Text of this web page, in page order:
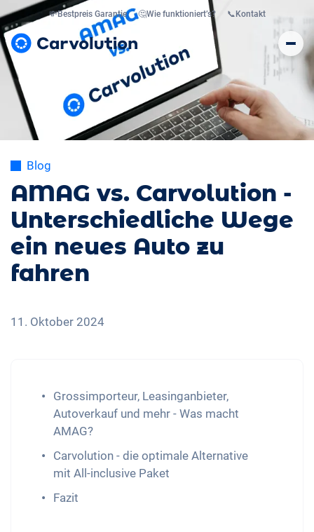
💸Bestpreis Garantie 🤔Wie funktioniert’s? 📞 Kontakt
Blog
AMAG vs. Carvolution -
Unterschiedliche Wege
ein neues Auto zu
fahren
11. Oktober 2024
Grossimporteur, Leasinganbieter,
Autoverkauf und mehr - Was macht
AMAG?
Carvolution - die optimale Alternative
mit All-inclusive Paket
Fazit